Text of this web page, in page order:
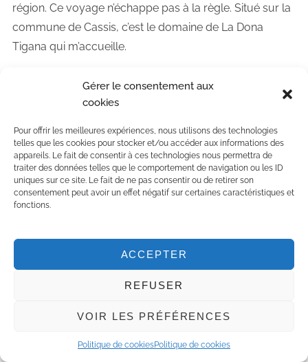
Gérer le consentement aux
cookies
Pour offrir les meilleures expériences, nous utilisons des technologies
telles que les cookies pour stocker et/ou accéder aux informations des
appareils. Le fait de consentir à ces technologies nous permettra de
traiter des données telles que le comportement de navigation ou les ID
uniques sur ce site. Le fait de ne pas consentir ou de retirer son
consentement peut avoir un effet négatif sur certaines caractéristiques et
fonctions.
ACCEPTER
REFUSER
VOIR LES PRÉFÉRENCES
Politique de cookiesPolitique de cookies
région. Ce voyage n’échappe pas à la règle. Situé sur la
commune de Cassis, c’est le domaine de La Dona
Tigana qui m’accueille.
Tigana ? Oui vous avez bien lu. Ce nom vous dit peut-
être quelque chose tout comme moi quand j’ai
domaine appartient à Jean Tigana, ancien footballeur
international français. Outre le ballon rond, Jean Tigana
a une autre passion : le vin. Il crée la Dona Tigana en
1998 et produit des vins blanc et rosé AOC Cassis.
C’est la fille de Jean Tigana qui me fait découvrir le